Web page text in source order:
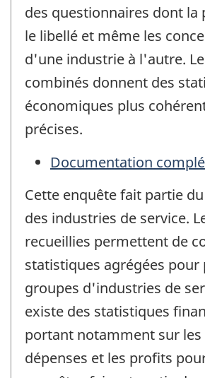
des questionnaires dont la
le libellé et même les
d'une industrie à l'autre.
combinés donnent des
économiques plus
précises.
Documentation
Cette enquête fait partie
des industries de service.
recueillies permettent de
statistiques agrégées pour
groupes d'industries de
existe des statistiques
portant notamment sur les
dépenses et les profits